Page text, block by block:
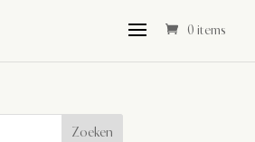
0 items
Zoeken